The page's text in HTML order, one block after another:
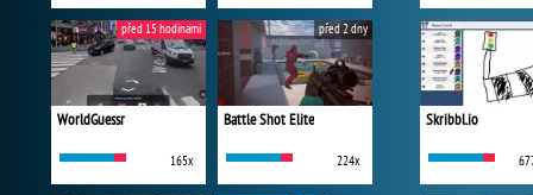
WorldGuessr
165x
před 15 hodinami
Battle Shot Elite
224x
před 2 dny
Skribbl.io